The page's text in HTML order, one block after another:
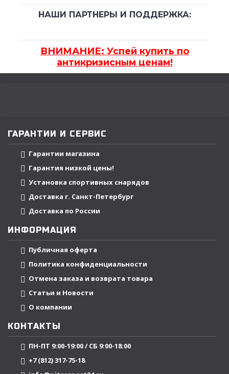
НАШИ ПАРТНЕРЫ И ПОДДЕРЖКА:
ВНИМАНИЕ: Успей купить по
антикризисным ценам!
ГАРАНТИИ И СЕРВИС
Гарантии магазина
Гарантия низкой цены!
Установка спортивных снарядов
Доставка г. Санкт-Петербург
Доставка по России
ИНФОРМАЦИЯ
Публичная оферта
Политика конфиденциальности
Отмена заказа и возврата товара
Статьи и Новости
О компании
КОНТАКТЫ
ПН-ПТ 9:00-19:00 / СБ 9:00-18:00
+7 (812) 317-75-18